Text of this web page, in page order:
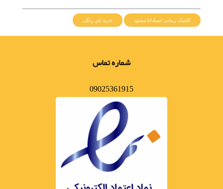
کلینیک زیبایی اسپادانا مشهد خرید لنز رنگی
شماره تماس
09025361915